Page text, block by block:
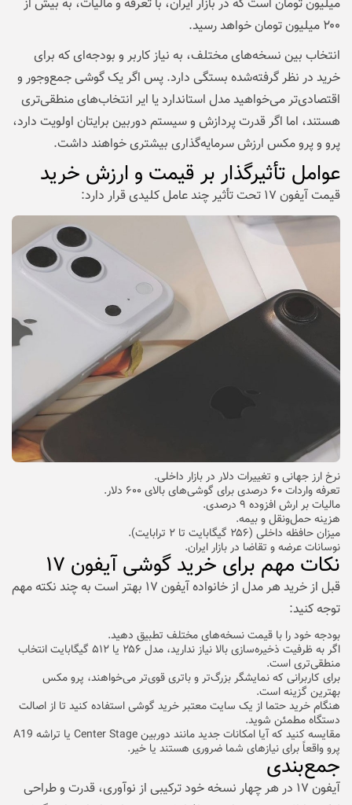
میلیون تومان است که در بازار ایران، با تعرفه و مالیات، به بیش از
۲۰۰ میلیون تومان خواهد رسید.
انتخاب بین نسخه‌های مختلف، به نیاز کاربر و بودجه‌ای که برای
خرید در نظر گرفته‌شده بستگی دارد. پس اگر یک گوشی جمع‌وجور و
اقتصادی‌تر می‌خواهید مدل استاندارد یا ایر انتخاب‌های منطقی‌تری
هستند، اما اگر قدرت پردازش و سیستم دوربین برایتان اولویت دارد،
پرو و پرو مکس ارزش سرمایه‌گذاری بیشتری خواهند داشت.
عوامل تأثیرگذار بر قیمت و ارزش خرید
قیمت آیفون ۱۷ تحت تأثیر چند عامل کلیدی قرار دارد:
نرخ ارز جهانی و تغییرات دلار در بازار داخلی.
تعرفه واردات ۶۰ درصدی برای گوشی‌های بالای ۶۰۰ دلار.
مالیات بر ارش افزوده ۹ درصدی.
هزینه حمل‌و‌نقل و بیمه.
میزان حافظه داخلی (۲۵۶ گیگابایت تا ۲ ترابایت).
نوسانات عرضه و تقاضا در بازار ایران.
نکات مهم برای خرید گوشی آیفون ۱۷
قبل از خرید هر مدل از خانواده آیفون ۱۷ بهتر است به چند نکته مهم
توجه کنید:
بودجه خود را با قیمت نسخه‌های مختلف تطبیق دهید.
اگر به ظرفیت ذخیره‌سازی بالا نیاز ندارید، مدل ۲۵۶ یا ۵۱۲ گیگابایت انتخاب
منطقی‌تری است.
برای کاربرانی که نمایشگر بزرگ‌تر و باتری قوی‌تر می‌خواهند، پرو مکس
بهترین گزینه است.
هنگام خرید حتما از یک سایت معتبر خرید گوشیاستفاده کنید تا از اصالت
دستگاه مطمئن شوید.
مقایسه کنید که آیا امکانات جدید مانند دوربین Center Stage یا تراشه A19
پرو واقعاً برای نیازهای شما ضروری هستند یا خیر.
جمع‌بندی
آیفون ۱۷ در هر چهار نسخه خود ترکیبی از نوآوری، قدرت و طراحی